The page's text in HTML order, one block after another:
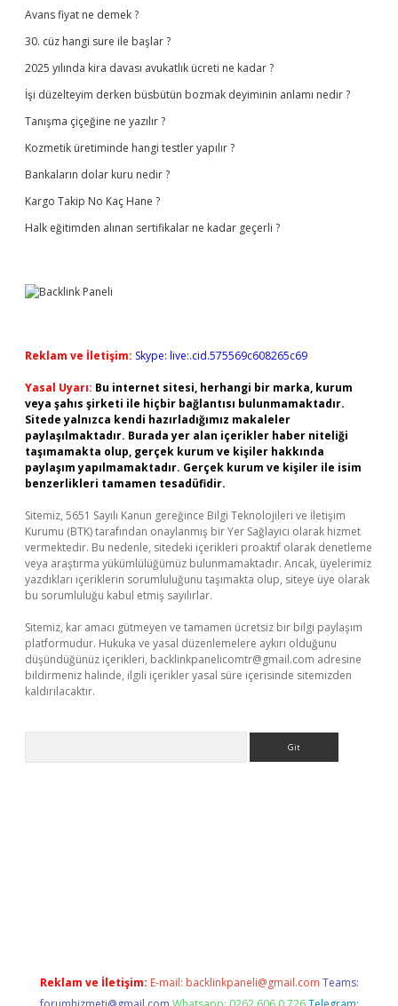
Avans fiyat ne demek ?
30. cüz hangi sure ile başlar ?
2025 yılında kira davası avukatlık ücreti ne kadar ?
İşi düzelteyim derken büsbütün bozmak deyiminin anlamı nedir ?
Tanışma çiçeğine ne yazılır ?
Kozmetik üretiminde hangi testler yapılır ?
Bankaların dolar kuru nedir ?
Kargo Takip No Kaç Hane ?
Halk eğitimden alınan sertifikalar ne kadar geçerli ?
Reklam ve İletişim: Skype: live:.cid.575569c608265c69
Yasal Uyarı: Bu internet sitesi, herhangi bir marka, kurum
veya şahıs şirketi ile hiçbir bağlantısı bulunmamaktadır.
Sitede yalnızca kendi hazırladığımız makaleler
paylaşılmaktadır. Burada yer alan içerikler haber niteliği
taşımamakta olup, gerçek kurum ve kişiler hakkında
paylaşım yapılmamaktadır. Gerçek kurum ve kişiler ile isim
benzerlikleri tamamen tesadüfidir.
Sitemiz, 5651 Sayılı Kanun gereğince Bilgi Teknolojileri ve İletişim
Kurumu (BTK) tarafından onaylanmış bir Yer Sağlayıcı olarak hizmet
vermektedir. Bu nedenle, sitedeki içerikleri proaktif olarak denetleme
veya araştırma yükümlülüğümüz bulunmamaktadır. Ancak, üyelerimiz
yazdıkları içeriklerin sorumluluğunu taşımakta olup, siteye üye olarak
bu sorumluluğu kabul etmiş sayılırlar.
Sitemiz, kar amacı gütmeyen ve tamamen ücretsiz bir bilgi paylaşım
platformudur. Hukuka ve yasal düzenlemelere aykırı olduğunu
düşündüğünüz içerikleri, backlinkpanelicomtr@gmail.com adresine
bildirmeniz halinde, ilgili içerikler yasal süre içerisinde sitemizden
kaldırılacaktır.
Reklam ve İletişim: E-mail: backlinkpaneli@gmail.com Teams: